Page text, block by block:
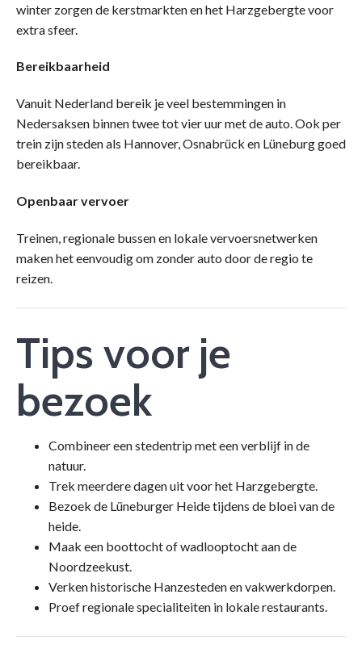
winter zorgen de kerstmarkten en het Harzgebergte voor
extra sfeer.
Bereikbaarheid
Vanuit Nederland bereik je veel bestemmingen in
Nedersaksen binnen twee tot vier uur met de auto. Ook per
trein zijn steden als Hannover, Osnabrück en Lüneburg goed
bereikbaar.
Openbaar vervoer
Treinen, regionale bussen en lokale vervoersnetwerken
maken het eenvoudig om zonder auto door de regio te
reizen.
Tips voor je
bezoek
Combineer een stedentrip met een verblijf in de
natuur.
Trek meerdere dagen uit voor het Harzgebergte.
Bezoek de Lüneburger Heide tijdens de bloei van de
heide.
Maak een boottocht of wadlooptocht aan de
Noordzeekust.
Verken historische Hanzesteden en vakwerkdorpen.
Proef regionale specialiteiten in lokale restaurants.